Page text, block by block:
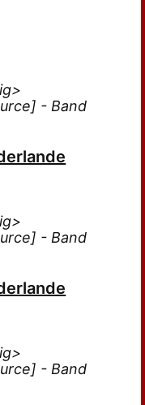
- Band
- Band
- Band